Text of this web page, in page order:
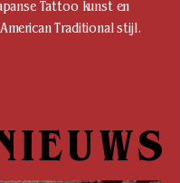
Tattoo kunst en
Traditional stijl.